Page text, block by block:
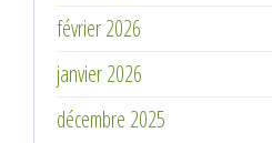
février 2026
janvier 2026
décembre 2025